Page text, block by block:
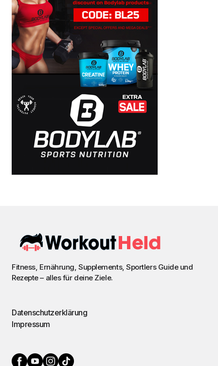
Fitness, Ernährung, Supplements, Sportlers Guide und
Rezepte – alles für deine Ziele.
Datenschutzerklärung
Impressum